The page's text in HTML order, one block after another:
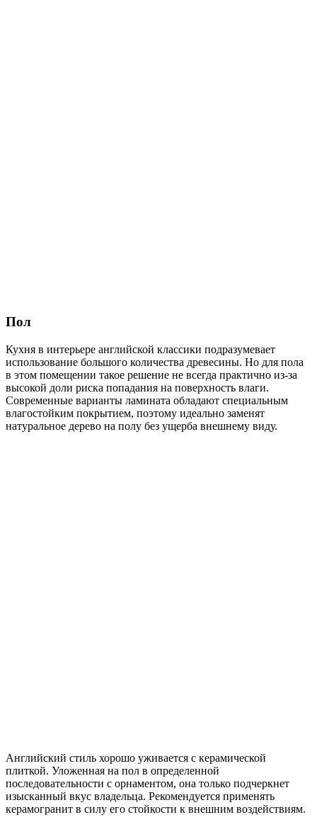
Пол
Кухня в интерьере английской классики подразумевает
использование большого количества древесины. Но для пола
в этом помещении такое решение не всегда практично из-за
высокой доли риска попадания на поверхность влаги.
Современные варианты ламината обладают специальным
влагостойким покрытием, поэтому идеально заменят
натуральное дерево на полу без ущерба внешнему виду.
Английский стиль хорошо уживается с керамической
плиткой. Уложенная на пол в определенной
последовательности с орнаментом, она только подчеркнет
изысканный вкус владельца. Рекомендуется применять
керамогранит в силу его стойкости к внешним воздействиям.